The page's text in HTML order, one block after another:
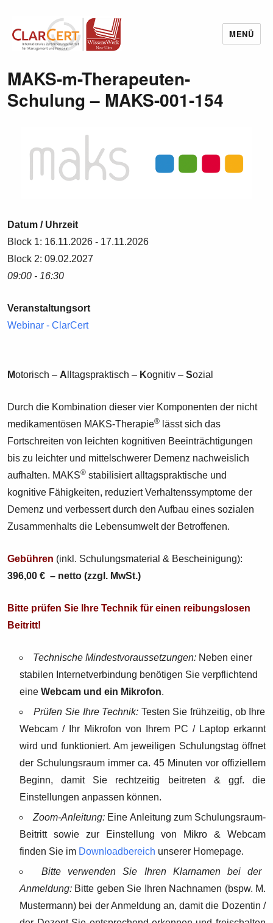
Wissenswerk Neu-Ulm
MENÜ
MAKS-m-Therapeuten-
Schulung – MAKS-001-154
Datum / Uhrzeit
Block 1: 16.11.2026 - 17.11.2026
Block 2: 09.02.2027
09:00 - 16:30
Veranstaltungsort
Webinar - ClarCert
Motorisch – A lltagspraktisch – Kognitiv –Sozial
Durch die Kombination dieser vier Komponenten der nicht
medikamentösen MAKS-Therapie® lässt sich das
Fortschreiten von leichten kognitiven Beeinträchtigungen
bis zu leichter und mittelschwerer Demenz nachweislich
aufhalten. MAKS® stabilisiert alltagspraktische und
kognitive Fähigkeiten, reduziert Verhaltenssymptome der
Demenz und verbessert durch den Aufbau eines sozialen
Zusammenhalts die Lebensumwelt der Betroffenen.
Gebühren (inkl. Schulungsmaterial & Bescheinigung):
396,00 € – netto (zzgl. MwSt.)
Bitte prüfen Sie Ihre Technik für einen reibungslosen
Beitritt!
Technische Mindestvoraussetzungen: Neben einer
stabilen Internetverbindung benötigen Sie verpflichtend
eineWebcam und ein Mikrofon.
Prüfen Sie Ihre Technik: Testen Sie frühzeitig, ob Ihre
Webcam / Ihr Mikrofon von Ihrem PC / Laptop erkannt
wird und funktioniert. Am jeweiligen Schulungstag öffnet
der Schulungsraum immer ca. 45 Minuten vor offiziellem
Beginn, damit Sie rechtzeitig beitreten & ggf. die
Einstellungen anpassen können.
Zoom-Anleitung: Eine Anleitung zum Schulungsraum-
Beitritt sowie zur Einstellung von Mikro & Webcam
finden Sie im Downloadbereich unserer Homepage.
Bitte verwenden Sie Ihren Klarnamen bei der
Anmeldung: Bitte geben Sie Ihren Nachnamen (bspw. M.
Mustermann) bei der Anmeldung an, damit die Dozentin /